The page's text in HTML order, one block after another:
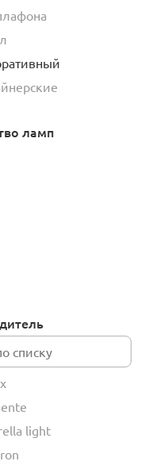
ламп
light